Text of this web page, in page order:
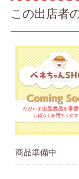
この出店者
商品準備中